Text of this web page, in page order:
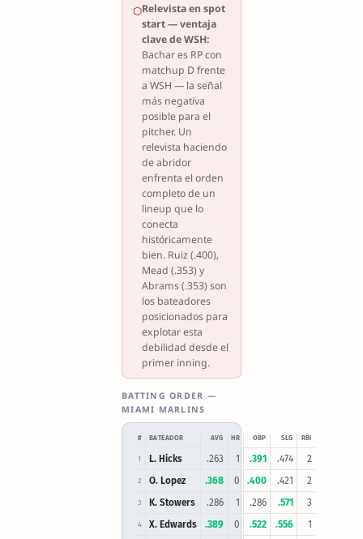
⬡Relevista en spot
start — ventaja
clave de WSH:
Bachar es RP con
matchup D frente
a WSH — la señal
más negativa
posible para el
pitcher. Un
relevista haciendo
de abridor
enfrenta el orden
completo de un
lineup que lo
conecta
históricamente
bien. Ruiz (.400),
Mead (.353) y
Abrams (.353) son
los bateadores
posicionados para
explotar esta
debilidad desde el
primer inning.
BATTING ORDER —
MIAMI MARLINS
# BATEADOR AVG HR OBP SLG RBI
1 L. Hicks .263 1 .391 .474 2
2 O. Lopez .368 0 .400 .421 2
3 K. Stowers .286 1 .286 .571 3
4 X. Edwards .389 0 .522 .556 1